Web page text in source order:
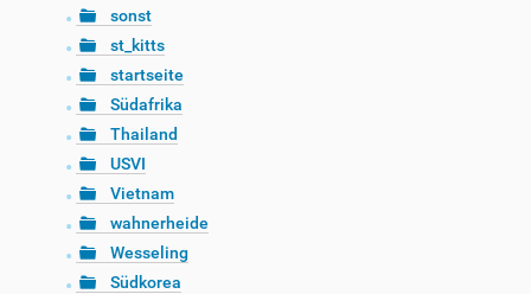
sonst
st_kitts
startseite
Südafrika
Thailand
USVI
Vietnam
wahnerheide
Wesseling
Südkorea